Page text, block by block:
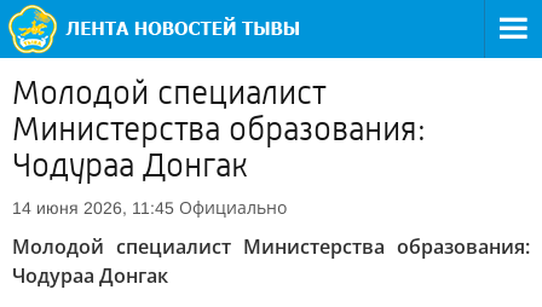
Молодой специалист
Министерства образования:
Чодураа Донгак
14 июня 2026, 11:45 Официально
Молодой специалист Министерства образования:
Чодураа Донгак